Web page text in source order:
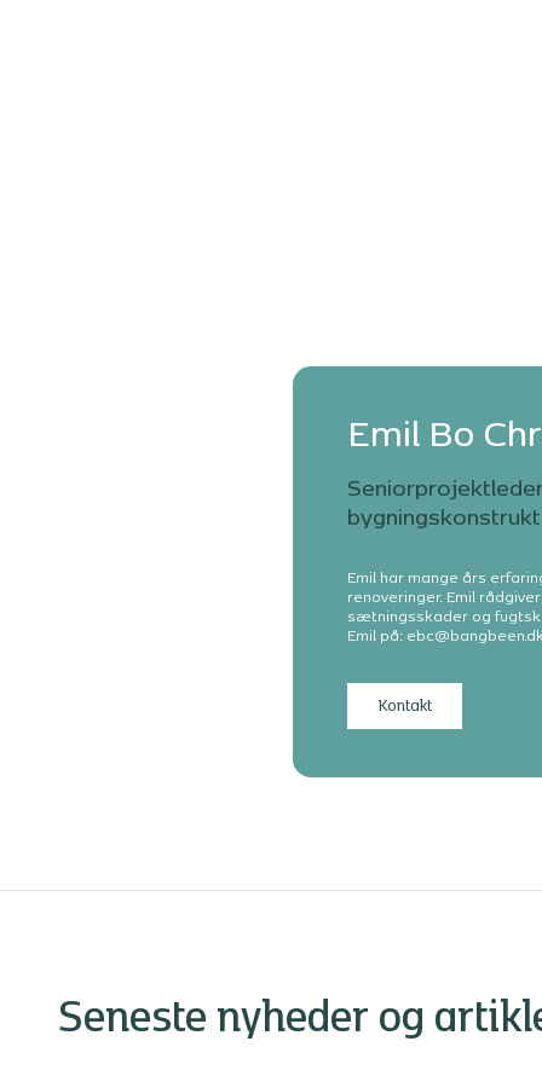
Emil Bo
Emil har mange års
renoveringer. Emil
sætningsskader og
Emil på:
Kontakt
Seneste nyheder og